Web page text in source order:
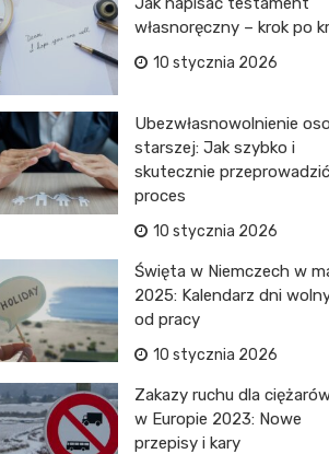
własnoręczny – krok po
10 stycznia 2026
Ubezwłasnowolnienie
starszej: Jak szybko i
skutecznie przeprowadzić
proces
10 stycznia 2026
Święta w Niemczech w
2025: Kalendarz dni
od pracy
10 stycznia 2026
Zakazy ruchu dla
w Europie 2023: Nowe
przepisy i kary